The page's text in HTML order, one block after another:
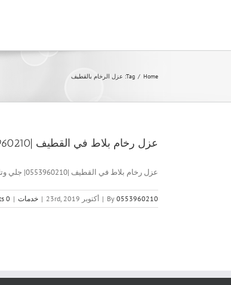
Home
/
Tag: عزل الرخام بالقطيف
عزل رخام بلاط في القطيف |0553960210| جلي وتلميع
عزل رخام بلاط في القطيف |0553960210| جلي وتلميع عزل رخام [...]
By 0553960210
| أكتوبر 23rd, 2019 | خدمات |
0 Comments